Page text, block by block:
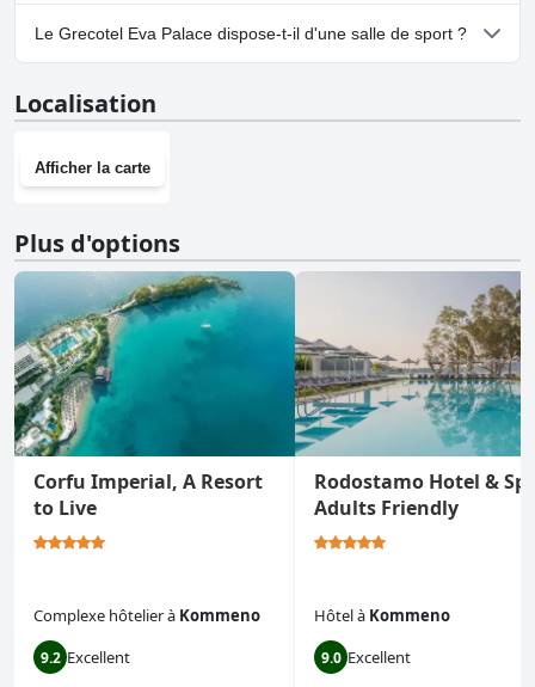
Oui, un parking est disponible à Grecotel Eva Palace.
Le Grecotel Eva Palace dispose-t-il d'une salle de sport ?
Localisation
Afficher la carte
Plus d'options
Corfu Imperial, A Resort
to Live
Complexe hôtelierà Kommeno
9.2 Excellent
Rodostamo Hotel &
Adults Friendly
Hôtelà Kommeno
9.0 Excellent